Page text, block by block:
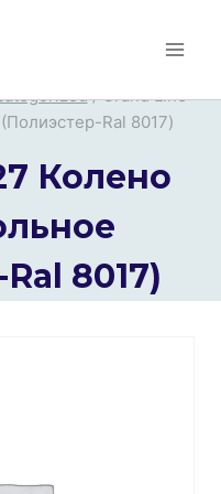
/ Grand Line
Ral 8017)
Колено
8017)